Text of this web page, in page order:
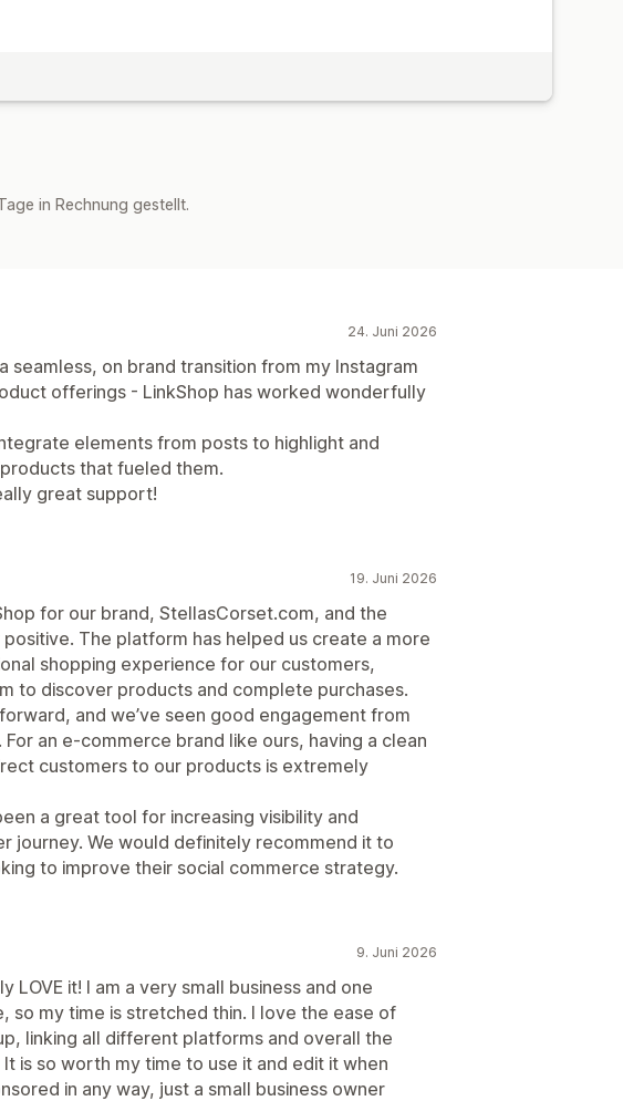
in Rechnung gestellt.
24. Juni 2026
seamless, on brand transition from my Instagram
offerings - LinkShop has worked wonderfully
elements from posts to highlight and
that fueled them.
great support!
19. Juni 2026
for our brand, StellasCorset.com, and the
The platform has helped us create a more
shopping experience for our customers,
to discover products and complete purchases.
and we’ve seen good engagement from
an e-commerce brand like ours, having a clean
customers to our products is extremely
a great tool for increasing visibility and
journey. We would definitely recommend it to
to improve their social commerce strategy.
9. Juni 2026
LOVE it! I am a very small business and one
so my time is stretched thin. I love the ease of
linking all different platforms and overall the
is so worth my time to use it and edit it when
in any way, just a small business owner